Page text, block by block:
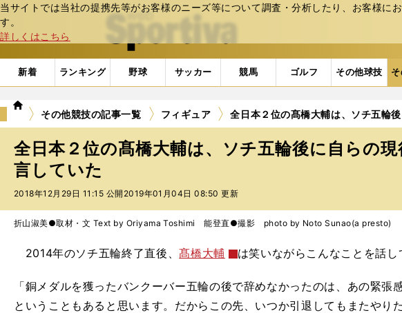
当サイトでは当社の提携先等がお客様のニーズ等について調査・分析したり、お客様に
す。
詳しくはこちら
web Sportiva (webスポルティーバ)
新着 ランキング 野球 サッカー 競馬 ゴルフ その他球技
we
ポ
ル
テ
ィ
ー
バ
その他競技の記事一覧 フィギュア 全日本２位の髙橋大輔は、ソチ五輪
全日本２位の髙橋大輔は、ソチ五輪後に自らの
言していた
2018年12月29日 11:15 公開 2019年01月04日 08:50 更新
折山淑美●取材・文 Text by Oriyama Toshimi 能登直●撮影 photo by Noto Sunao(a presto)
2014年のソチ五輪終了直後、髙橋大輔 は笑いながらこんなことを話し
「銅メダルを獲ったバンクーバー五輪の後で辞めなかったのは、あの緊張
ということもあると思います。だからこの先、いつか引退してもまたやり